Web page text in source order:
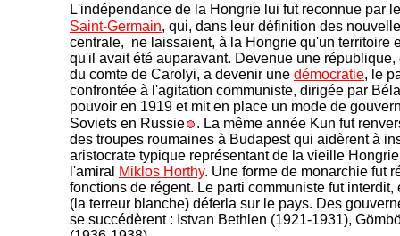
L'indépendance de la Hongrie lui fut reconnue par
Saint-Germain, qui, dans leur définition des
centrale, ne laissaient, à la Hongrie qu'un territoire
qu'il avait été auparavant. Devenue une
du comte de Carolyi, a devenir une démocratie, le
confrontée à l'agitation communiste, dirigée par
pouvoir en 1919 et mit en place un mode de
Soviets en Russie
. La même année Kun fut
des troupes roumaines à Budapest qui aidèrent à
aristocrate typique représentant de la vieille
l'amiral
Miklos Horthy. Une forme de monarchie fut
fonctions de régent. Le parti communiste fut
(la terreur blanche) déferla sur le pays. Des
se succédèrent : Istvan Bethlen (1921-1931),